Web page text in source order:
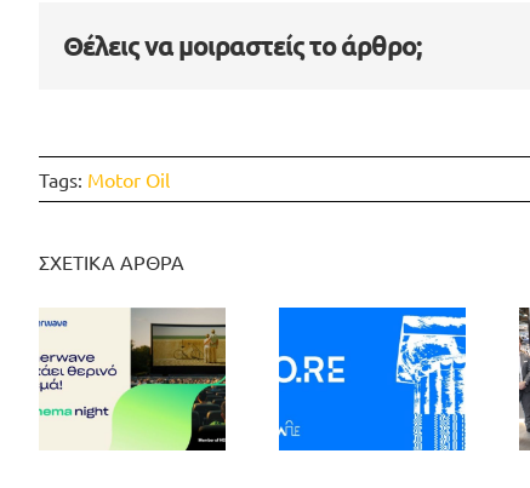
Θέλεις να μοιραστείς το άρθρο;
Tags: Motor Oil
ΣΧΕΤΙΚΑ ΑΡΘΡΑ